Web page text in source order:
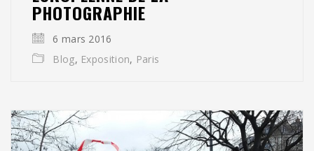
PHOTOGRAPHIE
6 mars 2016
Blog, Exposition, Paris